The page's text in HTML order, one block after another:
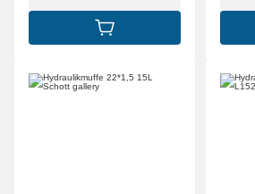
IN DEN WARENKORB